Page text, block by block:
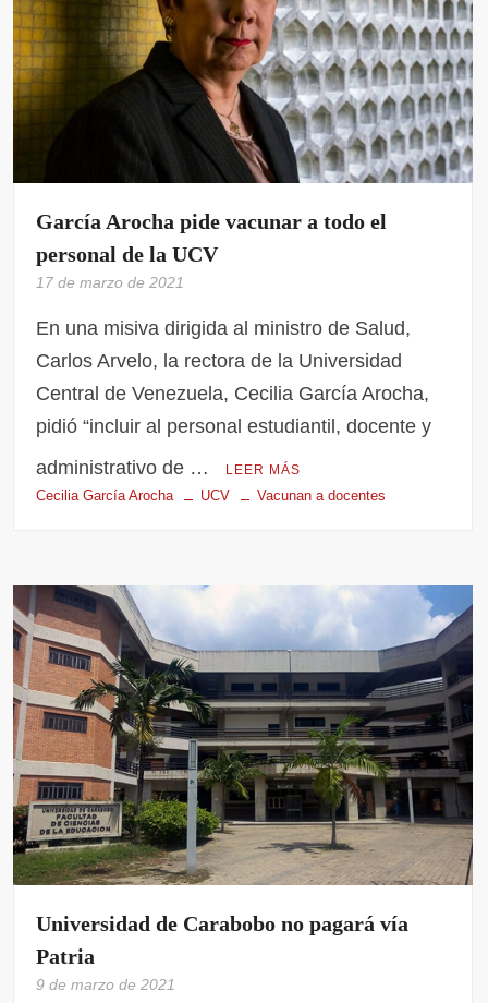
García Arocha pide vacunar a todo el
personal de la UCV
17 de marzo de 2021
En una misiva dirigida al ministro de Salud,
Carlos Arvelo, la rectora de la Universidad
Central de Venezuela, Cecilia García Arocha,
pidió “incluir al personal estudiantil, docente y
administrativo de …
LEER MÁS
Cecilia García Arocha UCV Vacunan a docentes
Universidad de Carabobo no pagará vía
Patria
9 de marzo de 2021